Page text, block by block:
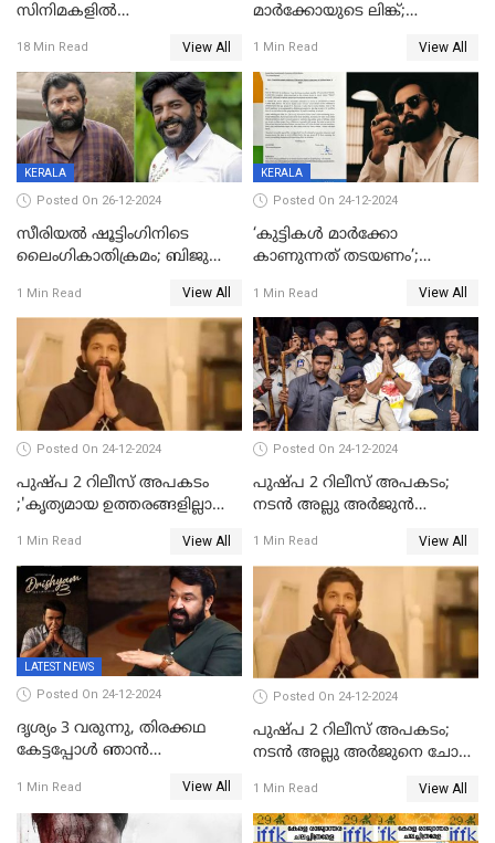
സിനിമകളിൽ
ചിത്രങ്ങൾ; 2024ൽ സിനിമാ
വ്യവസായത്തിന് നഷ്ടം 700
കോടി; അഭിനേതാക്കൾ
പ്രതിഫലം കുറയ്ക്കണമെന്നും
നിർമാതാക്കളുടെ സംഘടന
18 Min Read View All
മാർക്കോയുടെ ലിങ്ക്;
സ്വദേശി അറസ്റ്റില്‍
1 Min Read View All
KERALA
Posted On 26-12-2024
സീരിയല്‍ ഷൂട്ടിംഗിനിടെ
ലൈംഗികാതിക്രമം; ബിജു
ശ്രീകുമാറിനുമെതിരെ കേസ്
1 Min Read View All
KERALA
Posted On 24-12-2024
‘കുട്ടികൾ മാർക്കോ
കാണുന്നത് തടയണം’;
മാതാപിതാക്കൾക്കൊപ്പം
കുട്ടികളുമെത്തുന്നു;
മുഖ്യമന്ത്രിക്ക് പരാതി നൽകി
കെപിസിസി അംഗം
1 Min Read View All
Posted On 24-12-2024
പുഷ്‌പ 2 റിലീസ് അപകടം
;'കൃത്യമായ ഉത്തരങ്ങളില്ലാതെ
1 Min Read View All
Posted On 24-12-2024
പുഷ്പ 2 റിലീസ് അപകടം;
നടന്‍ അല്ലു അര്‍ജുൻ
മുന്നിൽ ഹാജരായി
1 Min Read View All
LATEST NEWS
Posted On 24-12-2024
ദൃശ്യം 3 വരുന്നു, തിരക്കഥ
കേട്ടപ്പോള്‍ ഞാന്‍
സ്ഥിരീകരിച്ച് മോഹൻലാൽ
1 Min Read View All
Posted On 24-12-2024
പുഷ്പ 2 റിലീസ് അപകടം;
നടന്‍ അല്ലു അര്‍ജുനെ ചോദ്യം
1 Min Read View All